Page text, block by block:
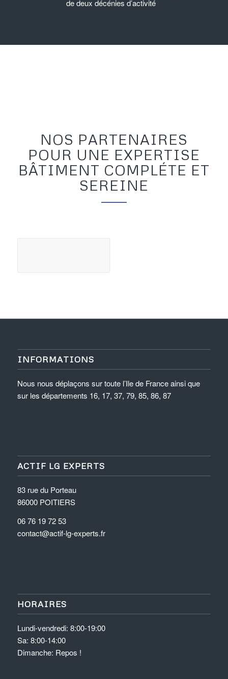
de deux décénies d’activité
NOS PARTENAIRES
POUR UNE EXPERTISE
BÂTIMENT COMPLÉTE ET
SEREINE
INFORMATIONS
Nous nous déplaçons sur toute l’Ile de France ainsi que
sur les départements 16, 17, 37, 79, 85, 86, 87
ACTIF LG EXPERTS
83 rue du Porteau
86000 POITIERS
06 76 19 72 53
contact@actif-lg-experts.fr
HORAIRES
Lundi-vendredi: 8:00-19:00
Sa: 8:00-14:00
Dimanche: Repos !